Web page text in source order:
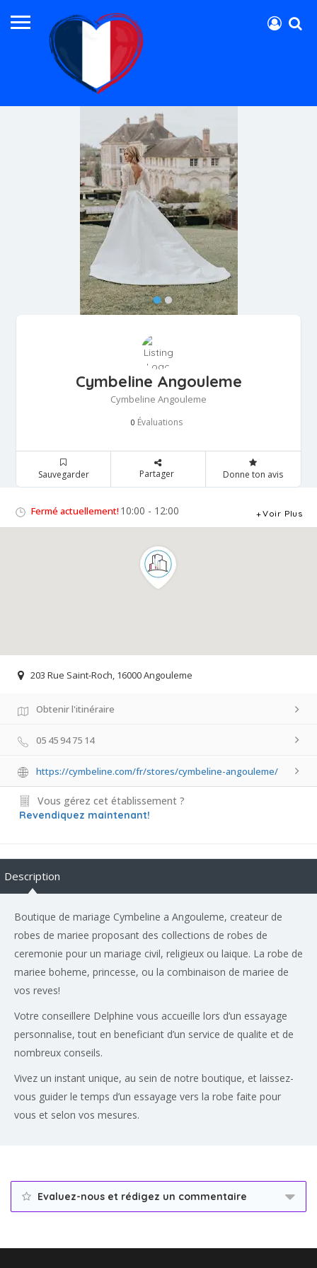
Cymbeline Angouleme
Cymbeline Angouleme
0 Évaluations
Sauvegarder Partager Donne ton avis
Fermé actuellement! 10:00 - 12:00 Voir Plus
203 Rue Saint-Roch, 16000 Angouleme
Obtenir l'itinéraire
05 45 94 75 14
https://cymbeline.com/fr/stores/cymbeline-angouleme/
Vous gérez cet établissement ?
Revendiquez maintenant!
Description
Boutique de mariage Cymbeline a Angouleme, createur de
robes de mariee proposant des collections de robes de
ceremonie pour un mariage civil, religieux ou laique. La robe de
mariee boheme, princesse, ou la combinaison de mariee de
vos reves!
Votre conseillere Delphine vous accueille lors d’un essayage
personnalise, tout en beneficiant d’un service de qualite et de
nombreux conseils.
Vivez un instant unique, au sein de notre boutique, et laissez-
vous guider le temps d’un essayage vers la robe faite pour
vous et selon vos mesures.
Evaluez-nous et rédigez un commentaire